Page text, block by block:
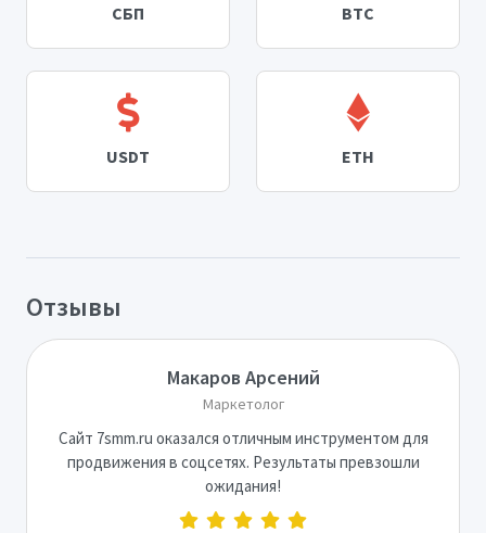
СБП BTC
USDT ETH
Отзывы
Макаров Арсений
Маркетолог
Сайт 7smm.ru оказался отличным инструментом для
продвижения в соцсетях. Результаты превзошли
ожидания!